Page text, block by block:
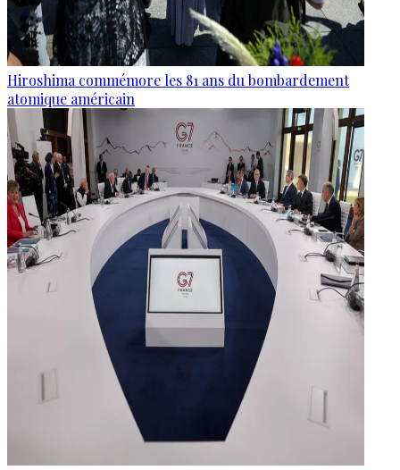
Hiroshima commémore les 81 ans du bombardement
atomique américain